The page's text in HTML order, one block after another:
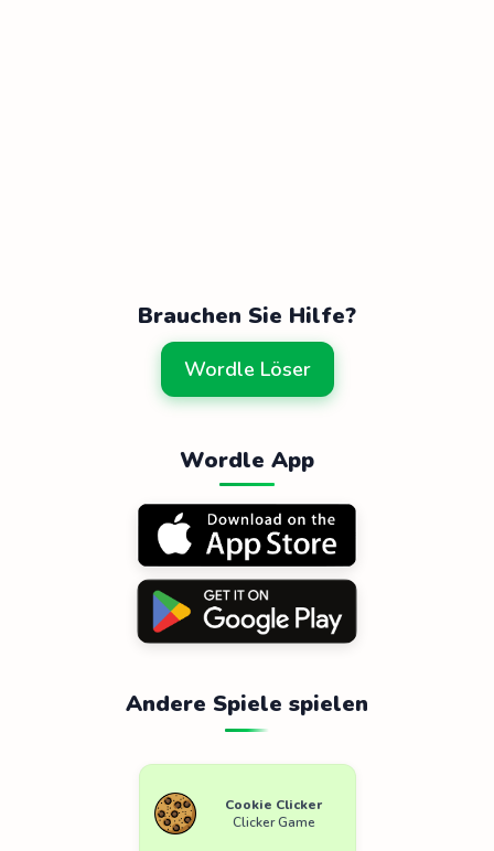
Brauchen Sie Hilfe?
Wordle Löser
Wordle App
Andere Spiele spielen
Cookie Clicker
Clicker Game